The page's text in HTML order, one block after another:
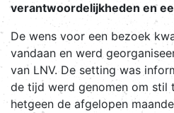
verantwoordelijkheden en
De wens voor een bezoek
vandaan en werd
van LNV. De setting was
de tijd werd genomen om stil
hetgeen de afgelopen